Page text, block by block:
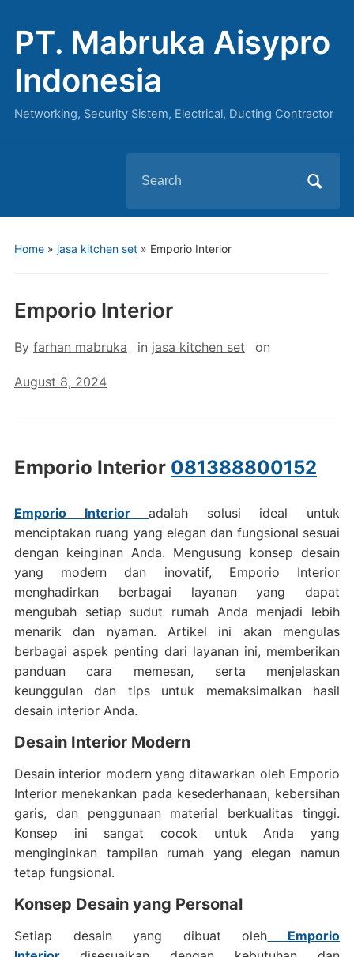
PT. Mabruka Aisypro
Indonesia
Networking, Security Sistem, Electrical, Ducting Contractor
for:
Home» jasa kitchen set» Emporio Interior
Emporio Interior
By farhan mabruka in jasa kitchen set on
August 8, 2024
Emporio Interior 081388800152
Emporio Interior
adalah solusi ideal untuk
menciptakan ruang yang elegan dan fungsional sesuai
dengan keinginan Anda. Mengusung konsep desain
yang modern dan inovatif, Emporio Interior
menghadirkan berbagai layanan yang dapat
mengubah setiap sudut rumah Anda menjadi lebih
menarik dan nyaman. Artikel ini akan mengulas
berbagai aspek penting dari layanan ini, memberikan
panduan cara memesan, serta menjelaskan
keunggulan dan tips untuk memaksimalkan hasil
desain interior Anda.
Desain Interior Modern
Desain interior modern yang ditawarkan oleh Emporio
Interior menekankan pada kesederhanaan, kebersihan
garis, dan penggunaan material berkualitas tinggi.
Konsep ini sangat cocok untuk Anda yang
menginginkan tampilan rumah yang elegan namun
tetap fungsional.
Konsep Desain yang Personal
Setiap desain yang dibuat oleh Emporio